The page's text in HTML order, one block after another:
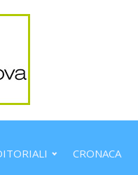
CRONACA